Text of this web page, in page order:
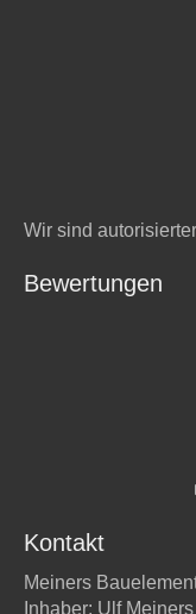
Wir sind
Bewertungen
Kontakt
Meiners
Inhaber: Ulf Meiners